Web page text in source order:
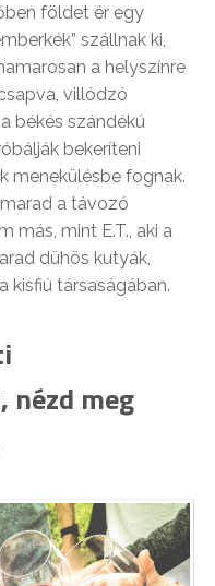
földet ér egy
szállnak ki,
a helyszínre
villódzó
békés szándékú
bekeríteni
menekülésbe fognak.
a távozó
más, mint E.T., aki a
dühös kutyák,
kisfiú társaságában.
nézd meg